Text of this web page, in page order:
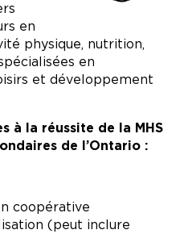
en
physique, nutrition,
en
et développement
à la réussite de la MHS
de l’Ontario :
coopérative
(peut inclure